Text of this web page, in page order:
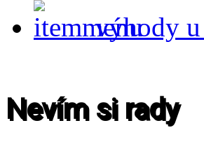
výhody u
Nevím si rady